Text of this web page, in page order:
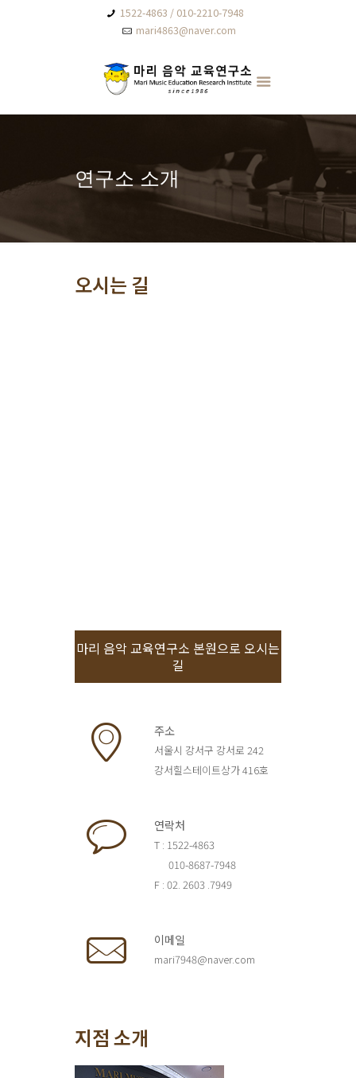
1522-4863 / 010-2210-7948
mari4863@naver.com
연구소 소개
오시는 길
마리 음악 교육연구소 본원으로 오시는
길
주소
서울시 강서구 강서로 242
강서힐스테이트상가 416호
연락처
T : 1522-4863
010-8687-7948
F : 02. 2603 .7949
이메일
mari7948@naver.com
지점 소개